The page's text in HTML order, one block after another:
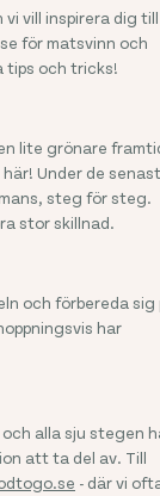
vill inspirera dig till
för matsvinn och
tips och tricks!
lite grönare
Under de
steg för steg.
stor skillnad.
och förbereda sig
har
alla sju stegen
att ta del av. Till
- där vi